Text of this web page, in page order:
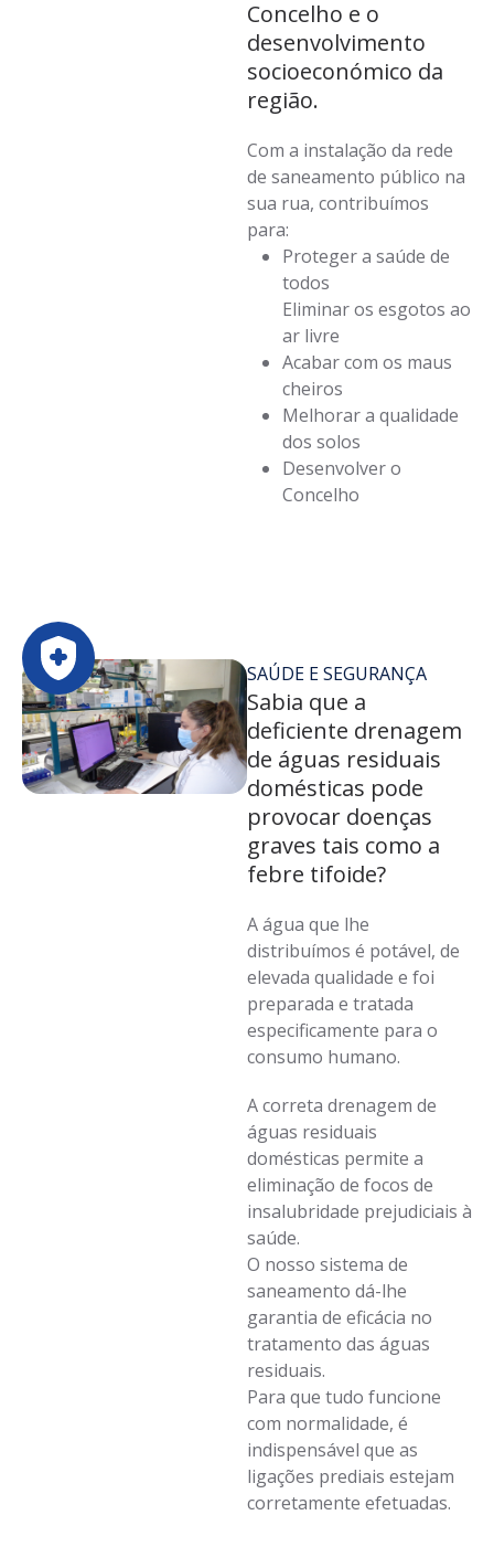
Concelho e o
desenvolvimento
socioeconómico da
região.
Com a instalação da rede
de saneamento público na
sua rua, contribuímos
para:
Proteger a saúde de
todos
Eliminar os esgotos ao
ar livre
Acabar com os maus
cheiros
Melhorar a qualidade
dos solos
Desenvolver o
Concelho
SAÚDE E SEGURANÇA
Sabia que a
deficiente drenagem
de águas residuais
domésticas pode
provocar doenças
graves tais como a
febre tifoide?
A água que lhe
distribuímos é potável, de
elevada qualidade e foi
preparada e tratada
especificamente para o
consumo humano.
A correta drenagem de
águas residuais
domésticas permite a
eliminação de focos de
insalubridade prejudiciais à
saúde.
O nosso sistema de
saneamento dá-lhe
garantia de eficácia no
tratamento das águas
residuais.
Para que tudo funcione
com normalidade, é
indispensável que as
ligações prediais estejam
corretamente efetuadas.